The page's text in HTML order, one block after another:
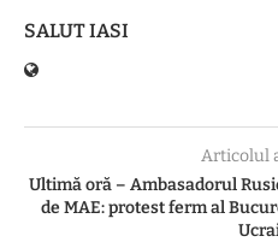
SALUT IASI
Articolul
Ultimă oră – Ambasadorul
de MAE: protest ferm al